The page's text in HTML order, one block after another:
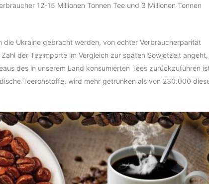
12-15 Millionen Tonnen Tee und 3 Millionen Tonnen
Ukraine gebracht werden, von echter Verbraucherparität
der Teeimporte im Vergleich zur späten Sowjetzeit
des in unserem Land konsumierten Tees zurückzuführen
Teerohstoffe, wird mehr getrunken als von 230.000